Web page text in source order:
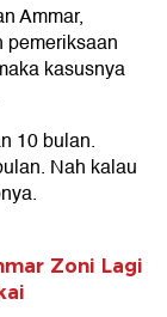
Ammar,
pemeriksaan
kasusnya
10 bulan.
Nah kalau
Zoni Lagi